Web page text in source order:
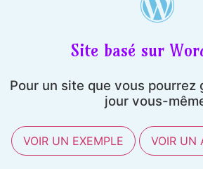
Site basé sur
Pour un site que vous pourrez
jour vous-
VOIR UN EXEMPLE VOIR UN